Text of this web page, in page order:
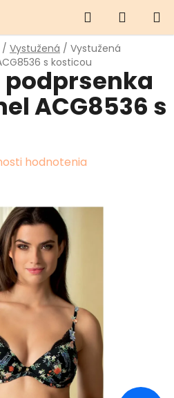
Hľadať
KOŠÍK
/ Vystužená / Vystužená
s kosticou
ACG8536 s
hodnotenia